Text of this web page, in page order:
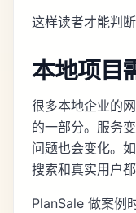
这样读者才能判
本地项目
很多本地企业的
的一部分。服务
问题也会变化。
搜索和真实用户
PlanSale 做案例